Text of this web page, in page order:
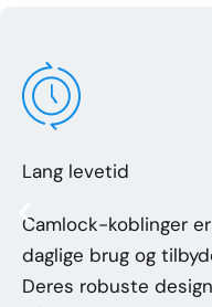
Lang levetid
Camlock-koblinger
daglige brug og
Deres robuste